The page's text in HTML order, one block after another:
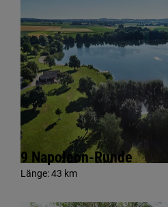
9 Napoleon-Runde
Länge:43 km